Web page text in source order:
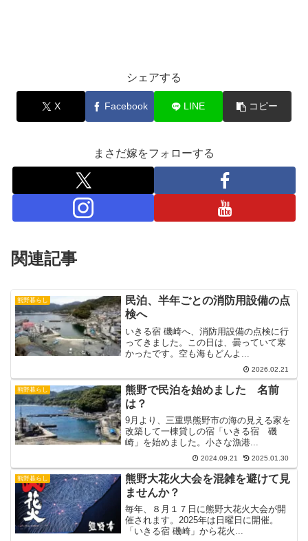
シェアする
X Facebook LINE コピー
まさだ嫁をフォローする
関連記事
熊野暮らし
民泊、半年ごとの消防用設備の点
検へ
いきる宿 磯崎へ、消防用設備の点検に行
ってきました。この日は、曇っていて寒
かったです。空も海もどんよ...
2026.02.21
熊野暮らし
熊野で民泊を始めました 名前
は？
9月より、三重県熊野市の海の見える家を
改築して一棟貸しの宿「いきる宿 磯
崎」を始めました。小さな漁港...
2024.09.21 2025.01.30
熊野暮らし
熊野大花火大会を混雑を避けて見
ませんか？
毎年、８月１７日に熊野大花火大会が開
催されます。2025年は日曜日に開催。
「いきる宿 磯崎」から花火...